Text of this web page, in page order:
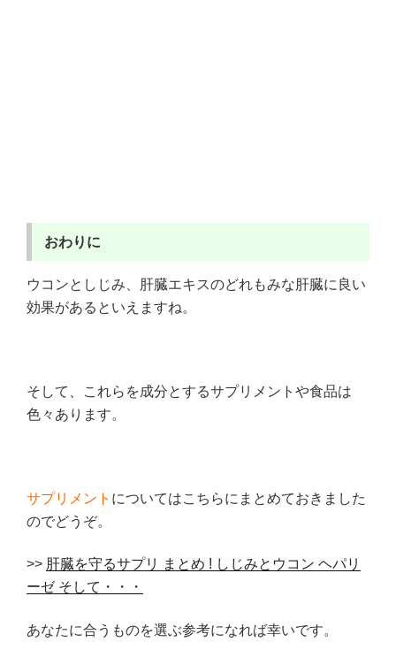
おわりに
ウコンとしじみ、肝臓エキスのどれもみな肝臓に良い
効果があるといえますね。
そして、これらを成分とするサプリメントや食品は
色々あります。
サプリメント についてはこちらにまとめておきました
のでどうぞ。
>> 肝臓を守るサプリ まとめ ! しじみとウコン ヘパリ
ーゼ そして・・・
あなたに合うものを選ぶ参考になれば幸いです。